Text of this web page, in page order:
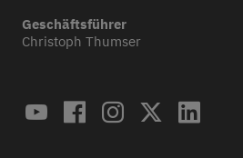
Geschäftsführer
Christoph Thumser